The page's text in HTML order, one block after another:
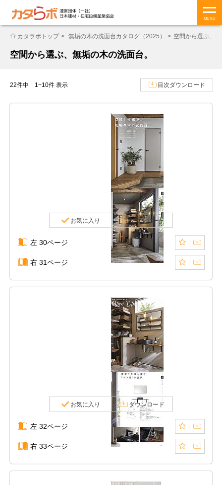
MENU
カタラボトップ 無垢の木の洗面台カタログ（2025） 空間から選ぶ、
空間から選ぶ、無垢の木の洗面台。
22件中 1~10件 表示 目次ダウンロード
お気に入り ダウンロード
左 30ページ
右 31ページ
お気に入り ダウンロード
左 32ページ
右 33ページ